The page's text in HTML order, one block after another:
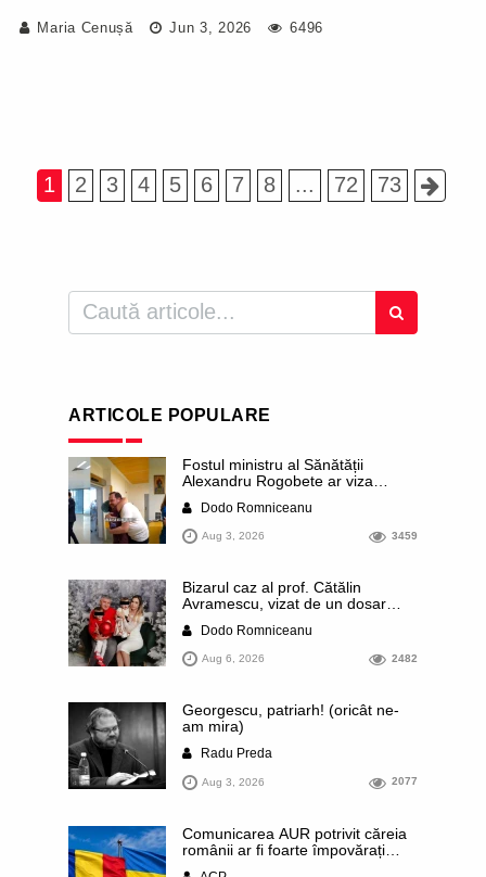
Maria Cenușă Jun 3, 2026 6496
1 2 3 4 5 6 7 8 ... 72 73
ARTICOLE POPULARE
Fostul ministru al Sănătății
Alexandru Rogobete ar viza
al orașului Timișoara. Pesedistul
publică imagini demne de Coreea
de Nord cu femei din Timișoara
Dodo Romniceanu
Aug 3, 2026 3459
Bizarul caz al prof. Cătălin
Avramescu, vizat de un dosar
infantilă”. Miroase a execuție
stalinistă. Cea mai imundă parte a
presei publică inclusiv documente
dezvăluite date ultra-personale
ale profesorului, inclusiv
diagnostice și tratamente
Dodo Romniceanu
Aug 6, 2026 2482
Georgescu, patriarh! (oricât ne-
am mira)
Radu Preda
Aug 3, 2026 2077
Comunicarea AUR potrivit căreia
românii ar fi foarte împovărați